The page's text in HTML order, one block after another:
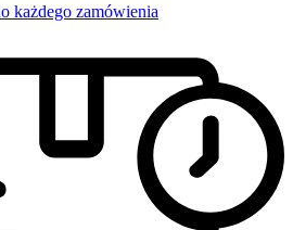
każdego zamówienia